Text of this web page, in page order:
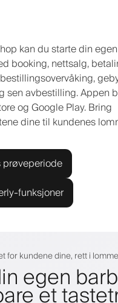
kan du starte din
booking, nettsalg,
sen avbestilling. Appen
og Google Play. Bring
dine til kundenes
funksjoner
for kundene dine, rett i
egen